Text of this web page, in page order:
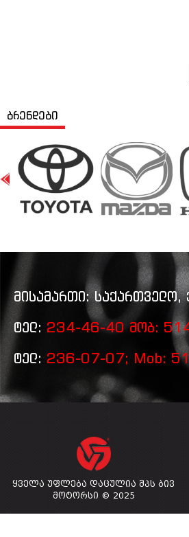
ბრენდები
მისამართი: საქართველო,
ტელ: 234-46-40 მობ:
ტელ: 236-07-07; Mob:
ყველა უფლება დაცულია შპს ბივ
მოტორსი © 2025